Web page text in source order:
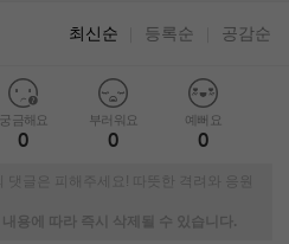
최신순 등록순 공감순
궁금해요
0
부러워요
0
예뻐요
0
글은 피해주세요! 따뜻한 격려와 응원
용에 따라 즉시 삭제될 수 있습니다.